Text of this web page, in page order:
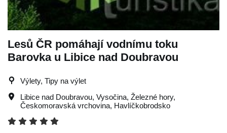
Lesů ČR pomáhají vodnímu toku
Barovka u Libice nad Doubravou
Výlety, Tipy na výlet
Libice nad Doubravou, Vysočina, Železné hory,
Českomoravská vrchovina, Havlíčkobrodsko